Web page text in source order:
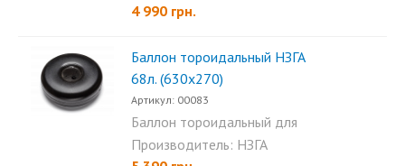
(630×200)...
4 990 грн.
Баллон тороидальный НЗГА
68л. (630х270)
Артикул: 00083
Баллон тороидальный для
пропана НЗГА 68л...
Производитель: НЗГА